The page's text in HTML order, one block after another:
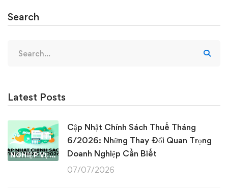
Search
for:
Latest Posts
NGHIỆP VỤ KẾ TOÁN & THUẾ
Cập Nhật Chính Sách Thuế Tháng
6/2026: Những Thay Đổi Quan Trọng
Doanh Nghiệp Cần Biết
07/07/2026